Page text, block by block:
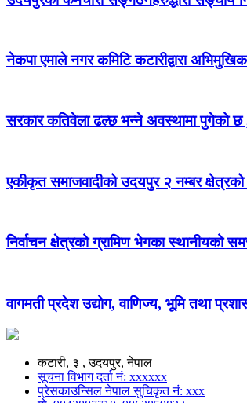
नेकपा एमाले नगर कमिटि कटारीद्वारा
सरकार कतिवेला ढल्छ भन्ने अवस्थामा पुगेको छ
एकीकृत समाजवादीको उदयपुर २ नम्बर
निर्वाचन क्षेत्रको ग्रामिण भेगका स्थानीयको
वागमती प्रदेश उद्योग, वाणिज्य, भूमि तथा
कटारी, ३ , उदयपुर, नेपाल
सूचना विभाग दर्ता नं: xxxxxx
प्रेसकाउन्सिल नेपाल सुचिकृत नं: xxx